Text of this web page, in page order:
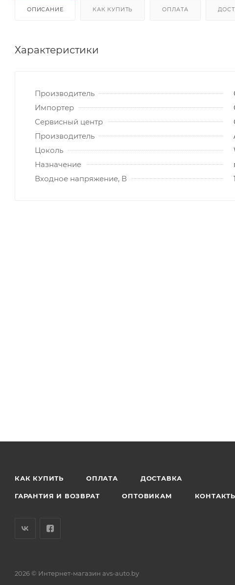
ОПИСАНИЕ КАК КУПИТЬ ОПЛАТА
Характеристики
Производитель
Импортер
Сервисный центр
Производитель
Цоколь
Назначение
Входное напряжение, В
КАК КУПИТЬ ОПЛАТА ДОСТАВКА
ГАРАНТИЯ И ВОЗВРАТ ОПТОВИКАМ
2026 © Интернет-магазин avs-auto.by